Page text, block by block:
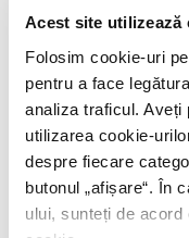
Acest site utilizează
Folosim cookie-uri
pentru a face
analiza traficul. Aveți
utilizarea cookie-
despre fiecare
butonul „ afișare“. În
ului, sunteți de